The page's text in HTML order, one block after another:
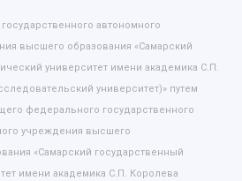
деятельность
автономного
высшего образования «Самарский
университет имени академика С.П.
университет)» путем
федерального государственного
учреждения высшего
«Самарский государственный
имени академика С.П. Королева